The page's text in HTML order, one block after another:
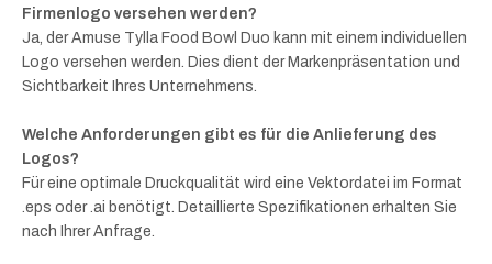
Firmenlogo versehen werden?
Ja, der Amuse Tylla Food Bowl Duo kann mit einem individuellen
Logo versehen werden. Dies dient der Markenpräsentation und
Sichtbarkeit Ihres Unternehmens.
Welche Anforderungen gibt es für die Anlieferung des
Logos?
Für eine optimale Druckqualität wird eine Vektordatei im Format
.eps oder .ai benötigt. Detaillierte Spezifikationen erhalten Sie
nach Ihrer Anfrage.